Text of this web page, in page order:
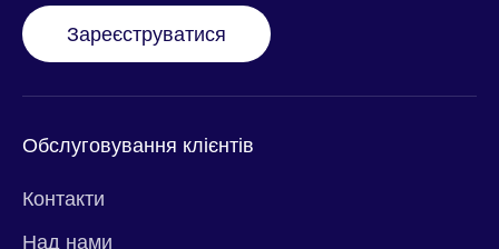
Зареєструватися
Обслуговування клієнтів
Контакти
Над нами